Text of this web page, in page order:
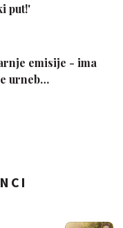
put!'
emisije - ima
urneb…